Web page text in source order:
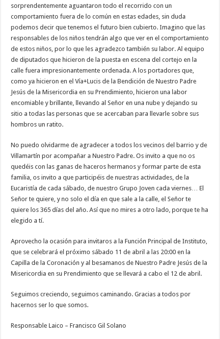
sorprendentemente aguantaron todo el recorrido con un
comportamiento fuera de lo común en estas edades, sin duda
podemos decir que tenemos el futuro bien cubierto. Imagino que las
responsables de los niños tendrán algo que ver en el comportamiento
de estos niños, por lo que les agradezco también su labor. Al equipo
de diputados que hicieron de la puesta en escena del cortejo en la
calle fuera impresionantemente ordenada. A los portadores que,
como ya hicieron en el Vía+Lucis de la Bendición de Nuestro Padre
Jesús de la Misericordia en su Prendimiento, hicieron una labor
encomiable y brillante, llevando al Señor en una nube y dejando su
sitio a todas las personas que se acercaban para llevarle sobre sus
hombros un ratito.
No puedo olvidarme de agradecer a todos los vecinos del barrio y de
Villamartín por acompañar a Nuestro Padre. Os invito a que no os
quedéis con las ganas de haceros hermanos y formar parte de esta
familia, os invito a que participéis de nuestras actividades, de la
Eucaristía de cada sábado, de nuestro Grupo Joven cada viernes… El
Señor te quiere, y no solo el día en que sale a la calle, el Señor te
quiere los 365 días del año. Así que no mires a otro lado, porque te ha
elegido a tí.
Aprovecho la ocasión para invitaros a la Función Principal de Instituto,
que se celebrará el próximo sábado 11 de abril a las 20:00 en la
Capilla de la Coronación y al besamanos de Nuestro Padre Jesús de la
Misericordia en su Prendimiento que se llevará a cabo el 12 de abril.
Seguimos creciendo, seguimos caminando. Gracias a todos por
hacernos ser lo que somos.
Responsable Laico – Francisco Gil Solano